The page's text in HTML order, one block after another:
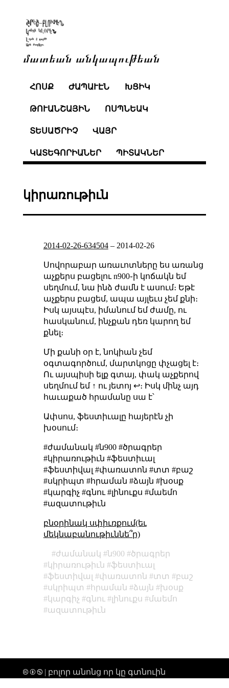
մատեան անկապութեան
ՀՈՍՔ ԺԱՊԱՒԷՆ ԽՑԻԿ
ԹՈՒԱՆՇԱՅԻՆ ՈՍՊՆԵԱԿ
ՏԵՍԱԾՐԻՉ ՎԱՅՐ
ԿԱՏԵԳՈՐԻԱՆԵՐ ՊԻՏԱԿՆԵՐ
կիրառութիւն
2014-02-26-634504– 2014-02-26
Սովորաբար առաւոտները ես առանց
աչքերս բացելու n900֊ի կոճակն եմ
սեղմում, նա ինձ ժամն է ասում։ Եթէ
աչքերս բացեմ, ապա այլեւս չեմ քնի։
Իսկ այսպէս, իմանում եմ ժամը, ու
հասկանում, ինչքան դեռ կարող եմ
քնել։
Մի քանի օր է, նոկիան չեմ
օգտագործում, մարտկոցը փչացել է։
Ու այսպիսի ելք գտայ, փակ աչքերով
սեղմում եմ ↑ ու յետոյ ↩։ Իսկ մինչ այդ
հաւաքած հրամանը սա է՝
Ափսոս, ֆեստիւալը հայերէն չի
խօսում։
#ժամանակ #ն900 #ծրագրեր
#կիրառութիւն #ֆեստիւալ
#ֆեստիվալ #փառատոն #տտ #բաշ
#սկրիպտ #հրաման #ձայն #խօսք
#կարգիչ #գնու #լինուքս #մաեմո
#ազատութիւն
բնօրինակ սփիւռքում(եւ
մեկնաբանութիւննե՞ր)
ժամանակ ն900
ծրագրեր
կիրառութիւն
ֆեստիւալ
ֆեստիվալ
փառատոն տտ
բաշ
սկրիպտ
հրաման ձայն
խօսք
կարգիչ
գնու լինուքս
մաեմո
ազատութիւն
🅭 🅯 🄏 | բոլոր անոնց որ կը գտնուին